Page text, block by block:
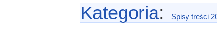
Kategoria: Spisy treści